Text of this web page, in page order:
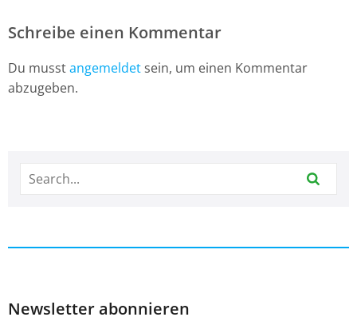
Schreibe einen Kommentar
Du musstangemeldet sein, um einen Kommentar
abzugeben.
Newsletter abonnieren